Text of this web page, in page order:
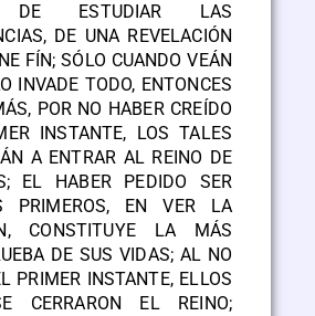
DE ESTUDIAR LAS
DE UNA REVELACIÓN
FÍN; SÓLO CUANDO VEÁN
INVADE TODO, ENTONCES
POR NO HABER CREÍDO
INSTANTE, LOS TALES
A ENTRAR AL REINO DE
EL HABER PEDIDO SER
PRIMEROS, EN VER LA
CONSTITUYE LA MÁS
DE SUS VIDAS; AL NO
PRIMER INSTANTE, ELLOS
CERRARON EL REINO;